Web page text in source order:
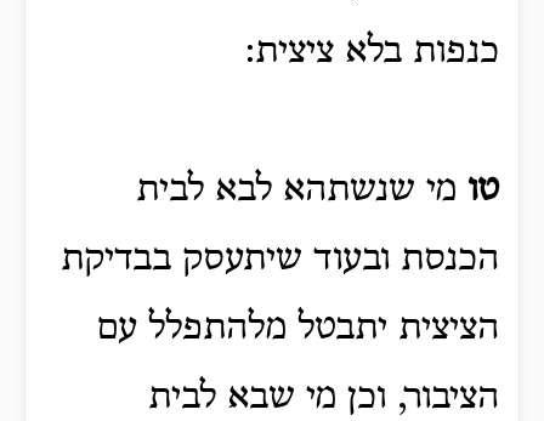
כנפות בלא ציצית:
טו מי שנשתהא לבא לבית
הכנסת ובעוד שיתעסק בבדיקת
הציצית יתבטל מלהתפלל עם
הציבור, וכן מי שבא לבית